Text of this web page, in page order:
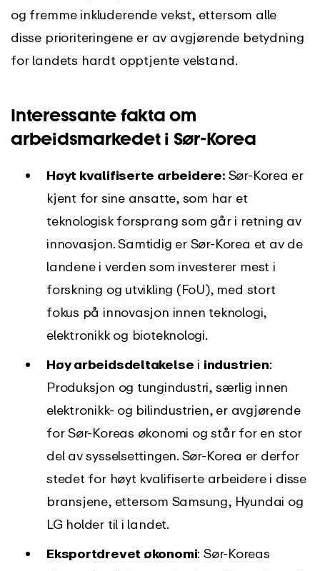
og fremme inkluderende vekst, ettersom alle
disse prioriteringene er av avgjørende betydning
for landets hardt opptjente velstand.
Interessante fakta om
arbeidsmarkedet i Sør-Korea
Høyt kvalifiserte arbeidere: Sør-Korea er
kjent for sine ansatte, som har et
teknologisk forsprang som går i retning av
innovasjon. Samtidig er Sør-Korea et av de
landene i verden som investerer mest i
forskning og utvikling (FoU), med stort
fokus på innovasjon innen teknologi,
elektronikk og bioteknologi.
Høy arbeidsdeltakelse i industrien:
Produksjon og tungindustri, særlig innen
elektronikk- og bilindustrien, er avgjørende
for Sør-Koreas økonomi og står for en stor
del av sysselsettingen. Sør-Korea er derfor
stedet for høyt kvalifiserte arbeidere i disse
bransjene, ettersom Samsung, Hyundai og
LG holder til i landet.
Eksportdrevet økonomi: Sør-Koreas